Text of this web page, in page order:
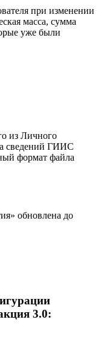
при изменении
масса, сумма
уже были
из Личного
сведений ГИИС
формат файла
обновлена до
3.0: